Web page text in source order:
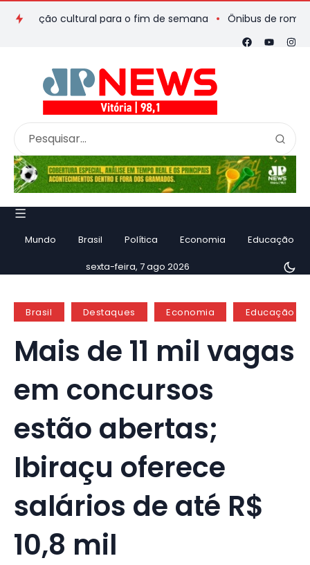
cultural para o fim de semana Ônibus de romeiros que
Mundo Brasil Política Economia Educação
sexta-feira, 7 ago 2026
Brasil Destaques Economia Educação
Mais de 11 mil vagas
em concursos
estão abertas;
Ibiraçu oferece
salários de até R$
10,8 mil